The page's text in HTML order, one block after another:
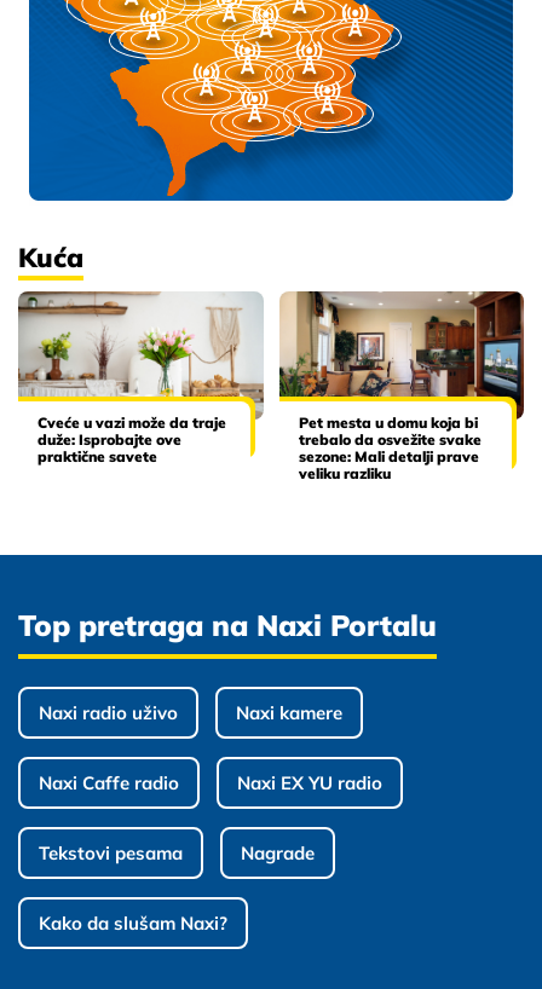
Kuća
Cveće u vazi može da traje
duže: Isprobajte ove
praktične savete
Pet mesta u domu koja bi
trebalo da osvežite svake
sezone: Mali detalji prave
veliku razliku
Top pretraga na Naxi Portalu
Naxi radio uživo Naxi kamere
Naxi Caffe radio Naxi EX YU radio
Tekstovi pesama Nagrade
Kako da slušam Naxi?